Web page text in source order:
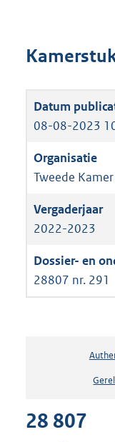
08-08-2023
Tweede
2022-2023
28807 nr. 291
28 807